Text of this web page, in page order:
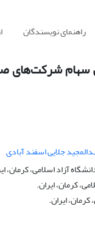
راهنمای نویسندگان
شرکت‌های
جلایی اسفند آبادی
آزاد اسلامی، کرمان،
کرمان، ایران.
ایران.